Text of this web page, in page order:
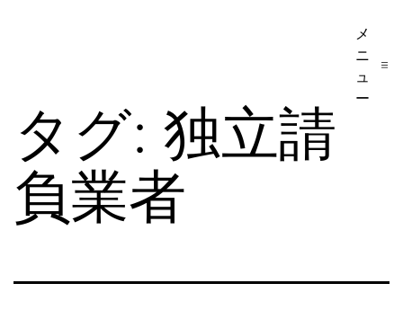
キ
プ
カ
移
民・
ビ
手
メ
ニ
ュ
ー
タグ: 独立請
負業者